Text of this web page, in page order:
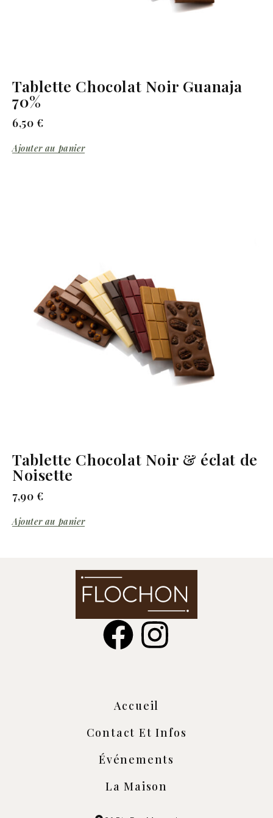
Tablette Chocolat Noir Guanaja
70%
6,50 €
Ajouter au panier
Tablette Chocolat Noir & éclat de
Noisette
7,90 €
Ajouter au panier
Accueil
Contact Et Infos
Événements
La Maison